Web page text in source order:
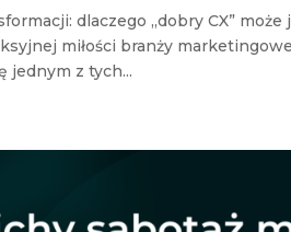
dlaczego „dobry CX”
miłości branży
jednym z tych...